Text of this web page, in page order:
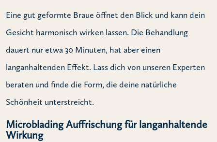
Eine gut geformte Braue öffnet den Blick und kann dein
Gesicht harmonisch wirken lassen. Die Behandlung
dauert nur etwa 30 Minuten, hat aber einen
langanhaltenden Effekt. Lass dich von unseren Experten
beraten und finde die Form, die deine natürliche
Schönheit unterstreicht.
Microblading Auffrischung für langanhaltende
Wirkung